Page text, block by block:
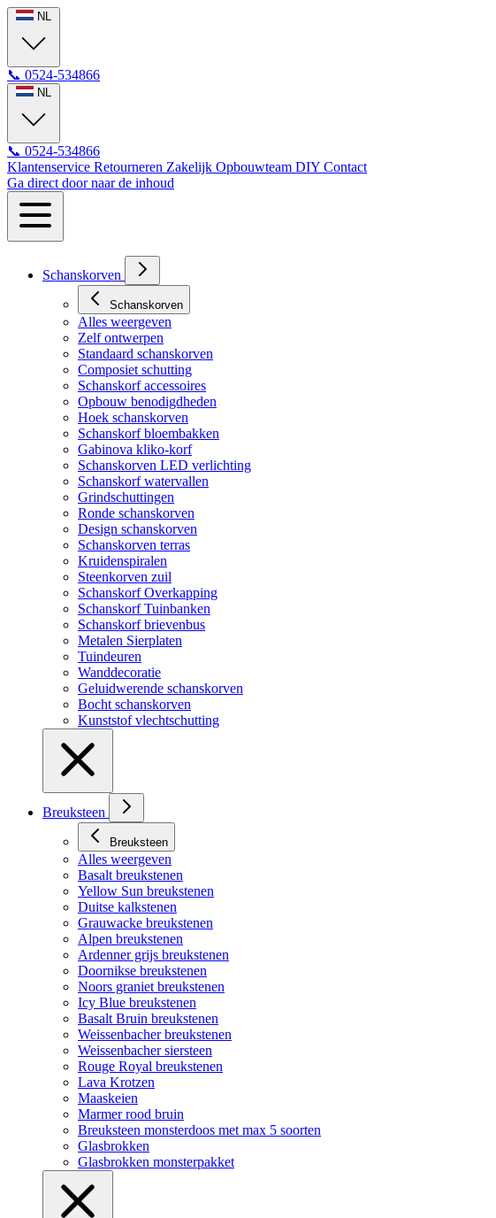
NL
📞 0524-534866
NL
📞 0524-534866
Klantenservice Retourneren Zakelijk Opbouwteam DIY Contact
Ga direct door naar de inhoud
Schanskorven
Schanskorven
Alles weergeven
Zelf ontwerpen
Standaard schanskorven
Composiet schutting
Schanskorf accessoires
Opbouw benodigdheden
Hoek schanskorven
Schanskorf bloembakken
Gabinova kliko-korf
Schanskorven LED verlichting
Schanskorf watervallen
Grindschuttingen
Ronde schanskorven
Design schanskorven
Schanskorven terras
Kruidenspiralen
Steenkorven zuil
Schanskorf Overkapping
Schanskorf Tuinbanken
Schanskorf brievenbus
Metalen Sierplaten
Tuindeuren
Wanddecoratie
Geluidwerende schanskorven
Bocht schanskorven
Kunststof vlechtschutting
Breuksteen
Breuksteen
Alles weergeven
Basalt breukstenen
Yellow Sun breukstenen
Duitse kalkstenen
Grauwacke breukstenen
Alpen breukstenen
Ardenner grijs breukstenen
Doornikse breukstenen
Noors graniet breukstenen
Icy Blue breukstenen
Basalt Bruin breukstenen
Weissenbacher breukstenen
Weissenbacher siersteen
Rouge Royal breukstenen
Lava Krotzen
Maaskeien
Marmer rood bruin
Breuksteen monsterdoos met max 5 soorten
Glasbrokken
Glasbrokken monsterpakket